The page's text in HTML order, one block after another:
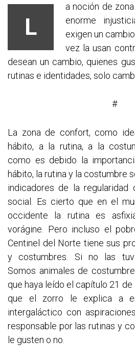
L
a noción de
enorme
exigen un
vez la usan
desean un cambio, quienes
rutinas e identidades, solo
#
La zona de confort, como
hábito, a la rutina, a la
como es debido la
hábito, la rutina y la costumbre
indicadores de la regularidad
social. Es cierto que en el
occidente la rutina es
vorágine. Pero incluso el
Centinel del Norte tiene sus
y costumbres. Si no las
Somos animales de
que haya leído el capítulo 21 de
que el zorro le explica a
intergaláctico con
responsable por las rutinas y
le gusten o no.